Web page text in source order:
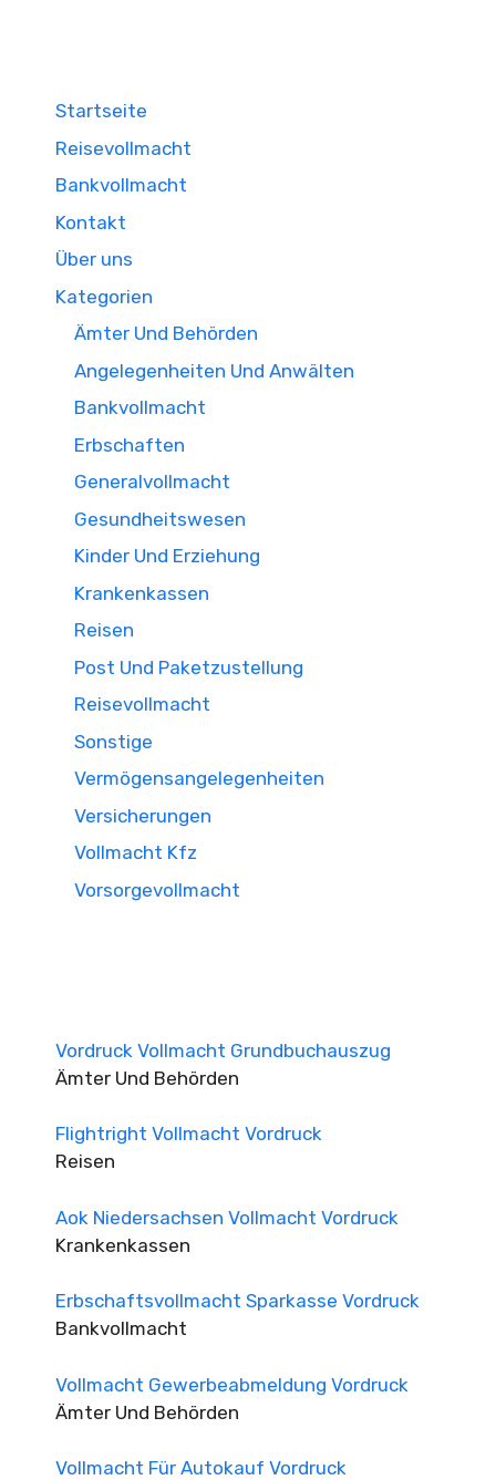
Startseite
Reisevollmacht
Bankvollmacht
Kontakt
Über uns
Kategorien
Ämter Und Behörden
Angelegenheiten Und Anwälten
Bankvollmacht
Erbschaften
Generalvollmacht
Gesundheitswesen
Kinder Und Erziehung
Krankenkassen
Reisen
Post Und Paketzustellung
Reisevollmacht
Sonstige
Vermögensangelegenheiten
Versicherungen
Vollmacht Kfz
Vorsorgevollmacht
Vordruck Vollmacht Grundbuchauszug
Ämter Und Behörden
Flightright Vollmacht Vordruck
Reisen
Aok Niedersachsen Vollmacht Vordruck
Krankenkassen
Erbschaftsvollmacht Sparkasse Vordruck
Bankvollmacht
Vollmacht Gewerbeabmeldung Vordruck
Ämter Und Behörden
Vollmacht Für Autokauf Vordruck